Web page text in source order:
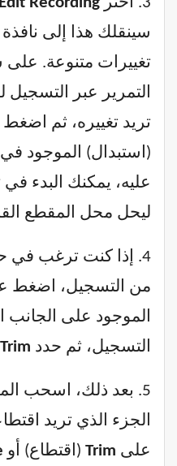
سينقلك هذا إلى
تغييرات متنوعة. على
التمرير عبر التسجيل
تريد تغييره، ثم
(استبدال) الموجود
عليه، يمكنك البدء
ليحل محل المقطع
4. إذا كنت ترغب في
من التسجيل، اضغط
الموجود على الجانب
التسجيل، ثم حدد Trim
5. بعد ذلك، اسحب
الجزء الذي تريد
على Trim (اقتطاع) أو